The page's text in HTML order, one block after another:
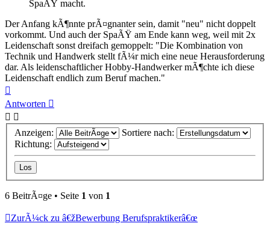
SpaÃŸ macht.
Der Anfang kÃ¶nnte prÃ¤gnanter sein, damit "neu" nicht doppelt
vorkommt. Und auch der SpaÃŸ am Ende kann weg, weil mit 2x
Leidenschaft sonst dreifach gemoppelt: "Die Kombination von
Technik und Handwerk stellt fÃ¼r mich eine neue Herausforderung
dar. Als leidenschaftlicher Hobby-Handwerker mÃ¶chte ich diese
Leidenschaft endlich zum Beruf machen."
oben
Antworten
Anzeigen:
Sortiere nach:
Richtung:
6 BeitrÃ¤ge • Seite 1 von 1
ZurÃ¼ck zu â€žBewerbung Berufspraktikerâ€œ